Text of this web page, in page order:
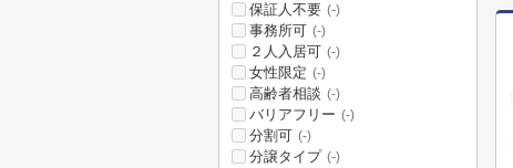
保証人不要 (-)
事務所可 (-)
２人入居可 (-)
女性限定 (-)
高齢者相談 (-)
バリアフリー (-)
分割可 (-)
分譲タイプ (-)